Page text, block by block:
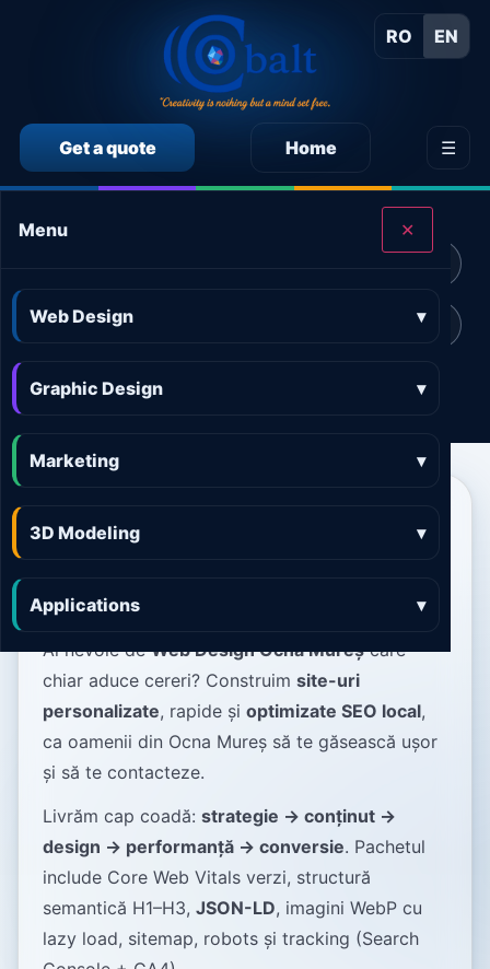
RO EN
Get a quote Home ☰
Menu ✕
Web Design ▾
Graphic Design ▾
Marketing ▾
3D Modeling ▾
Applications ▾
CALCULEAZĂ SINGUR PREȚUL SERVICIILOR
Calculator preț Marketing online Calculator preț 3D and AR
Calculator preț Aplicații
Web Design Ocna Mureș
și SEO-first
Ai nevoie deWeb Design Ocna Mureșcare
chiar aduce cereri? Construim site-uri
personalizate, rapide și optimizate SEO local,
ca oamenii din Ocna Mureș să te găsească ușor
și să te contacteze.
Livrăm cap coadă: strategie → conținut →
design → performanță → conversie. Pachetul
include Core Web Vitals verzi, structură
semantică H1–H3, JSON-LD, imagini WebP cu
lazy load, sitemap, robots și tracking (Search